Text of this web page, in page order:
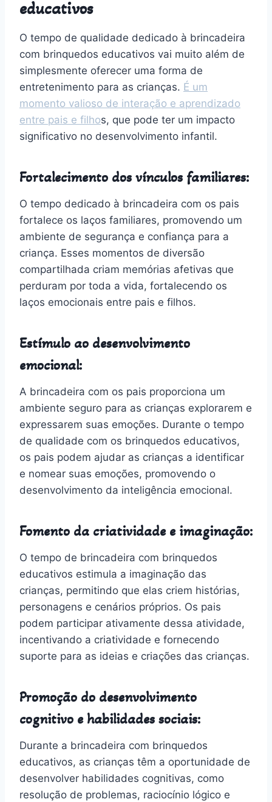
educativos
O tempo de qualidade dedicado à brincadeira
com brinquedos educativos vai muito além de
simplesmente oferecer uma forma de
entretenimento para as crianças. É um
momento valioso de interação e aprendizado
entre pais e filhos, que pode ter um impacto
significativo no desenvolvimento infantil.
Fortalecimento dos vínculos familiares:
O tempo dedicado à brincadeira com os pais
fortalece os laços familiares, promovendo um
ambiente de segurança e confiança para a
criança. Esses momentos de diversão
compartilhada criam memórias afetivas que
perduram por toda a vida, fortalecendo os
laços emocionais entre pais e filhos.
Estímulo ao desenvolvimento
emocional:
A brincadeira com os pais proporciona um
ambiente seguro para as crianças explorarem e
expressarem suas emoções. Durante o tempo
de qualidade com os brinquedos educativos,
os pais podem ajudar as crianças a identificar
e nomear suas emoções, promovendo o
desenvolvimento da inteligência emocional.
Fomento da criatividade e imaginação:
O tempo de brincadeira com brinquedos
educativos estimula a imaginação das
crianças, permitindo que elas criem histórias,
personagens e cenários próprios. Os pais
podem participar ativamente dessa atividade,
incentivando a criatividade e fornecendo
suporte para as ideias e criações das crianças.
Promoção do desenvolvimento
cognitivo e habilidades sociais:
Durante a brincadeira com brinquedos
educativos, as crianças têm a oportunidade de
desenvolver habilidades cognitivas, como
resolução de problemas, raciocínio lógico e